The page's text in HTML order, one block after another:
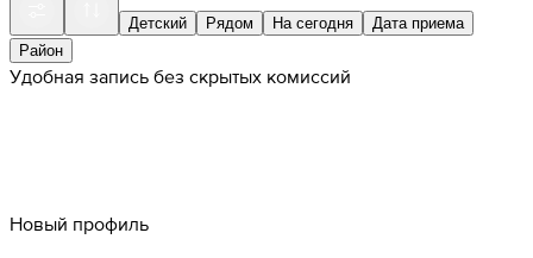
Детский Рядом На сегодня
Дата приема
Район
Удобная запись без скрытых комиссий
Новый профиль